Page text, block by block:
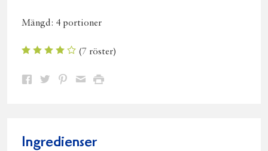
Mängd: 4 portioner
(7 röster)
Dela Dela Dela DelaSkriv
Ingredienser